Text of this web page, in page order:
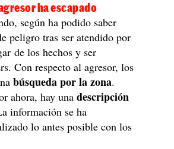
ha escapado
según ha podido saber
peligro tras ser atendido por
de los hechos y ser
Con respecto al agresor, los
búsqueda por la zona.
ahora, hay unadescripción
información se ha
lo antes posible con los